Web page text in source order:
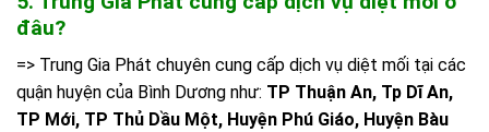
đâu?
=> Trung Gia Phát chuyên cung cấp dịch vụ diệt mối tại các
quận huyện của Bình Dương như: TP Thuận An, Tp Dĩ An,
TP Mới, TP Thủ Dầu Một, Huyện Phú Giáo, Huyện Bàu